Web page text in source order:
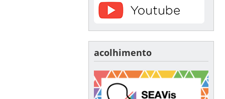
acolhimento